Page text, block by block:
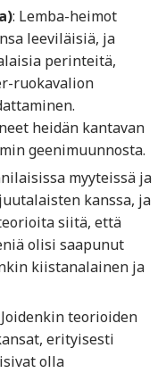
: Lemba-heimot
leeviläisiä, ja
perinteitä,
ruokavalion
heidän kantavan
geenimuunnosta.
myyteissä ja
kanssa, ja
siitä, että
olisi saapunut
kiistanalainen ja
teorioiden
erityisesti
olla